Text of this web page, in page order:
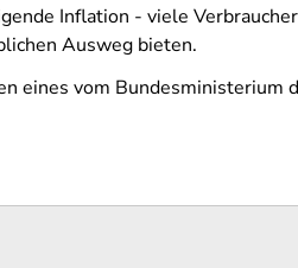
Inflation - viele
Ausweg bieten.
eines vom